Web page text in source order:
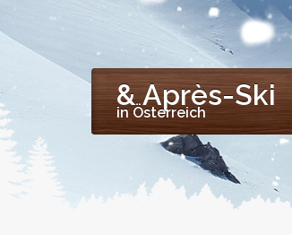
& Après-Ski
in Österreich